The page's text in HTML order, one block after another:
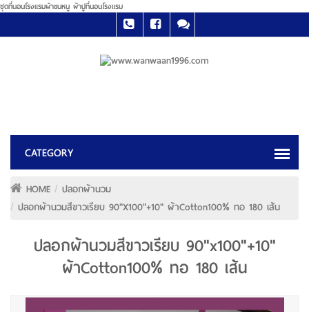
ชุดที่นอนโรงแรมผ้าขนหนู ผ้าปูที่นอนโรงแรม
HOME
ปลอกผ้านวม
ปลอกผ้านวมสีขาวเรียบ 90"x100"+10" ผ้าCotton100% ทอ 180 เส้น
ปลอกผ้านวมสีขาวเรียบ 90"x100"+10"
ผ้าCotton100% ทอ 180 เส้น